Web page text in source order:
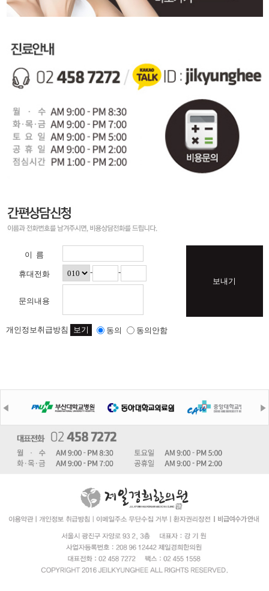
이 름
휴대전화 - -
문의내용
보내기
개인정보취급방침 보기 동의 동의안함